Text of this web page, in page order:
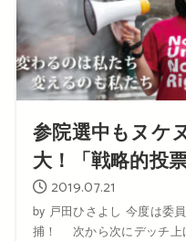
参院選中もヌケ
大！「戦略的投
2019.07.21
by 戸田ひさよし 今度は委
捕！ 次から次にデッチ上